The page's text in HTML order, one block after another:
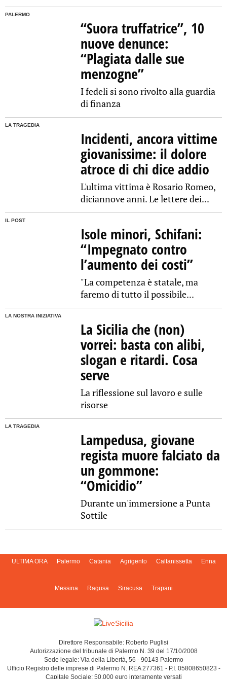
PALERMO
“Suora truffatrice”, 10
nuove denunce:
“Plagiata dalle sue
menzogne”
I fedeli si sono rivolto alla guardia
di finanza
LA TRAGEDIA
Incidenti, ancora vittime
giovanissime: il dolore
atroce di chi dice addio
L'ultima vittima è Rosario Romeo,
diciannove anni. Le lettere dei...
IL POST
Isole minori, Schifani:
“Impegnato contro
l’aumento dei costi”
"La competenza è statale, ma
faremo di tutto il possibile...
LA NOSTRA INIZIATIVA
La Sicilia che (non)
vorrei: basta con alibi,
slogan e ritardi. Cosa
serve
La riflessione sul lavoro e sulle
risorse
LA TRAGEDIA
Lampedusa, giovane
regista muore falciato da
un gommone:
“Omicidio”
Durante un'immersione a Punta
Sottile
ULTIMA ORA Palermo Catania Agrigento Caltanissetta Enna
Messina Ragusa Siracusa Trapani
Direttore Responsabile: Roberto Puglisi
Autorizzazione del tribunale di Palermo N. 39 del 17/10/2008
Sede legale: Via della Libertà, 56 - 90143 Palermo
Ufficio Registro delle imprese di Palermo N. REA 277361 - P.I. 05808650823 -
Capitale Sociale: 50.000 euro interamente versati